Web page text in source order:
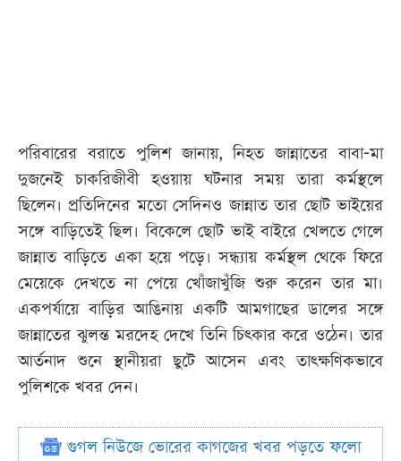
পরিবারের বরাতে পুলিশ জানায়, নিহত জান্নাতের বাবা-মা
দুজনেই চাকরিজীবী হওয়ায় ঘটনার সময় তারা কর্মস্থলে
ছিলেন। প্রতিদিনের মতো সেদিনও জান্নাত তার ছোট ভাইয়ের
সঙ্গে বাড়িতেই ছিল। বিকেলে ছোট ভাই বাইরে খেলতে গেলে
জান্নাত বাড়িতে একা হয়ে পড়ে। সন্ধ্যায় কর্মস্থল থেকে ফিরে
মেয়েকে দেখতে না পেয়ে খোঁজাখুঁজি শুরু করেন তার মা।
একপর্যায়ে বাড়ির আঙিনায় একটি আমগাছের ডালের সঙ্গে
জান্নাতের ঝুলন্ত মরদেহ দেখে তিনি চিৎকার করে ওঠেন। তার
আর্তনাদ শুনে স্থানীয়রা ছুটে আসেন এবং তাৎক্ষণিকভাবে
পুলিশকে খবর দেন।
গুগল নিউজে ভোরের কাগজের খবর পড়তে ফলো